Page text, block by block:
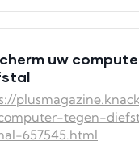
uw
tegen-
657545.html